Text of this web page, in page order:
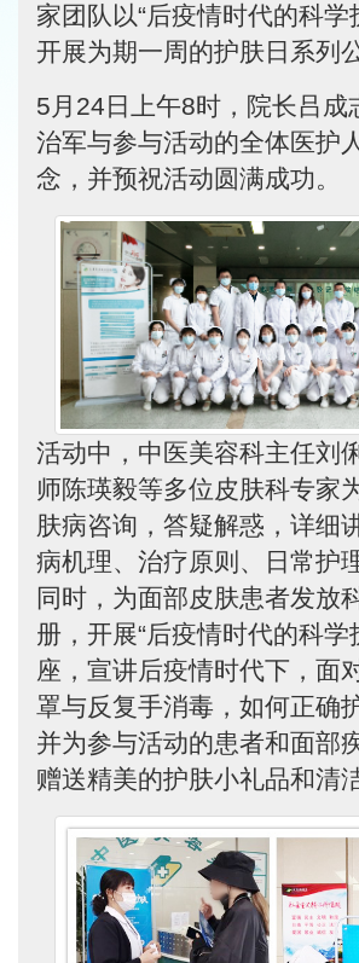
家团队以“后疫情时代的科学
开展为期一周的护肤日系列
5月24日上午8时，院长吕成
治军与参与活动的全体医护
念，并预祝活动圆满成功。
活动中，中医美容科主任刘
师陈瑛毅等多位皮肤科专家
肤病咨询，答疑解惑，详细
病机理、治疗原则、日常护
同时，为面部皮肤患者发放
册，开展“后疫情时代的科学
座，宣讲后疫情时代下，面
罩与反复手消毒，如何正确
并为参与活动的患者和面部
赠送精美的护肤小礼品和清